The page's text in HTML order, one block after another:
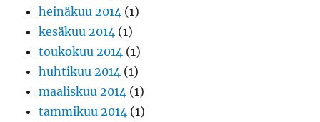
heinäkuu 2014 (1)
kesäkuu 2014 (1)
toukokuu 2014 (1)
huhtikuu 2014 (1)
maaliskuu 2014 (1)
tammikuu 2014 (1)